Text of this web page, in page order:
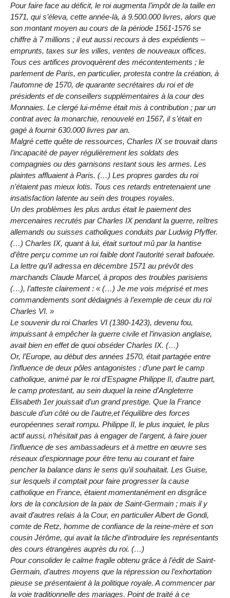
Pour faire face au déficit, le roi augmenta l’impôt de la taille en
1571, qui s’éleva, cette année-là, à 9.500.000 livres, alors que
son montant moyen au cours de la période 1561-1576 se
chiffre à 7 millions ; il eut aussi recours à des expédients –
emprunts, taxes sur les villes, ventes de nouveaux offices.
Tous ces artifices provoquèrent des mécontentements ; le
parlement de Paris, en particulier, protesta contre la création, à
l’automne de 1570, de quarante secrétaires du roi et de
présidents et de conseillers supplémentaires à la cour des
Monnaies. Le clergé lui-même était mis à contribution ; par un
contrat avec la monarchie, renouvelé en 1567, il s’était en
gagé à fournir 630.000 livres par an.
Malgré cette quête de ressources, Charles IX se trouvait dans
l’incapacité de payer régulièrement les soldats des
compagnies ou des garnisons restant sous les armes. Les
plaintes affluaient à Paris. (…) Les propres gardes du roi
n’étaient pas mieux lotis. Tous ces retards entretenaient une
insatisfaction latente au sein des troupes royales.
Un des problèmes les plus ardus était le paiement des
mercenaires recrutés par Charles IX pendant la guerre, reîtres
allemands ou suisses catholiques conduits par Ludwig Pfyffer.
(…) Charles IX, quant à lui, était surtout mû par la hantise
d’être perçu comme un roi faible dont l’autorité serait bafouée.
La lettre qu’il adressa en décembre 1571 au prévôt des
marchands Claude Marcel, à propos des troubles parisiens
(…), l’atteste clairement : « (…) Je me vois méprisé et mes
commandements sont dédaignés à l’exemple de ceux du roi
Charles VI. »
Le souvenir du roi Charles VI (1380-1423), devenu fou,
impuissant à empêcher la guerre civile et l’invasion anglaise,
avait bien en effet de quoi obséder Charles IX. (…)
Or, l’Europe, au début des années 1570, était partagée entre
l’influence de deux pôles antagonistes : d’une part le camp
catholique, animé par le roi d’Espagne Philippe II, d’autre part,
le camp protestant, au sein duquel la reine d’Angleterre
Elisabeth 1er jouissait d’un grand prestige. Que la France
bascule d’un côté ou de l’autre,et l’équilibre des forces
européennes serait rompu. Philippe II, le plus inquiet, le plus
actif aussi, n’hésitait pas à engager de l’argent, à faire jouer
l’influence de ses ambassadeurs et à mettre en œuvre ses
réseaux d’espionnage pour être tenu au courant et faire
pencher la balance dans le sens qu’il souhaitait. Les Guise,
sur lesquels il comptait pour faire progresser la cause
catholique en France, étaient momentanément en disgrâce
lors de la conclusion de la paix de Saint-Germain ; mais il y
avait d’autres relais à la Cour, en particulier Albert de Gondi,
comte de Retz, homme de confiance de la reine-mère et son
cousin Jérôme, qui avait la tâche d’introduire les représentants
des cours étrangères auprès du roi. (…)
Pour consolider le calme fragile obtenu grâce à l’édit de Saint-
Germain, d’autres moyens que la répression ou l’exhortation
pieuse se présentaient à la politique royale. A commencer par
la voie traditionnelle des mariages. Point de traité à ce